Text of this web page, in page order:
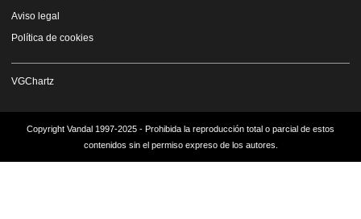
Aviso legal
Política de cookies
VGChartz
Copyright Vandal 1997-2025 - Prohibida la reproducción total o parcial de estos
contenidos sin el permiso expreso de los autores.